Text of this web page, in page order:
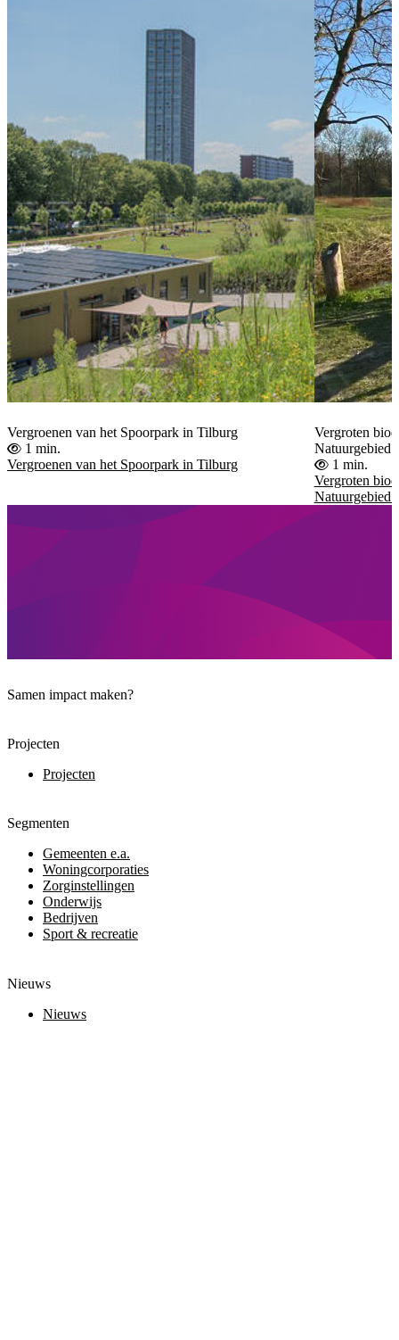
Vergroenen van het Spoorpark in Tilburg
1 min.
Vergroenen van het Spoorpark in Tilburg
Vergroten
Natuurgebied
1 min.
Vergroten
Natuurgebied
Samen impact maken?
Projecten
Projecten
Segmenten
Gemeenten e.a.
Woningcorporaties
Zorginstellingen
Onderwijs
Bedrijven
Sport & recreatie
Nieuws
Nieuws